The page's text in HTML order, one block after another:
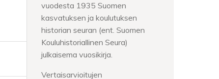
vuodesta 1935 Suomen
kasvatuksen ja koulutuksen
historian seuran (ent. Suomen
Kouluhistoriallinen Seura)
julkaisema vuosikirja.
Vertaisarvioitujen